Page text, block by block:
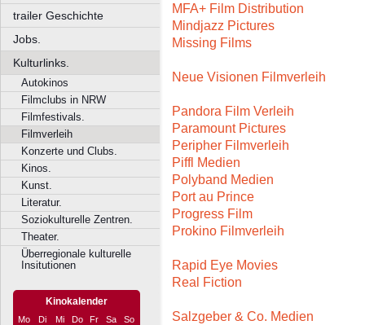
trailer Geschichte
Jobs.
Kulturlinks.
Autokinos
Filmclubs in NRW
Filmfestivals.
Filmverleih
Konzerte und Clubs.
Kinos.
Kunst.
Literatur.
Soziokulturelle Zentren.
Theater.
Überregionale kulturelle
Insitutionen
Kinokalender
Mo Di Mi Do Fr Sa
So
MFA+ Film Distribution
Mindjazz Pictures
Missing Films
Neue Visionen Filmverleih
Pandora Film Verleih
Paramount Pictures
Peripher Filmverleih
Piffl Medien
Polyband Medien
Port au Prince
Progress Film
Prokino Filmverleih
Rapid Eye Movies
Real Fiction
Salzgeber & Co. Medien